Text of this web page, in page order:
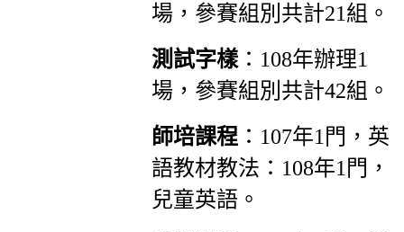
場，參賽組別共計21組。
測試字樣 ：108年辦理1
場，參賽組別共計42組。
師培課程 ：107年1門，英
語教材教法：108年1門，
兒童英語。